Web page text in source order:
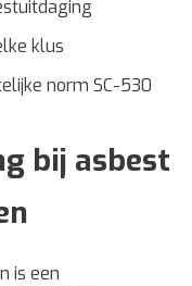
klus
norm SC-530
bij asbest
is een